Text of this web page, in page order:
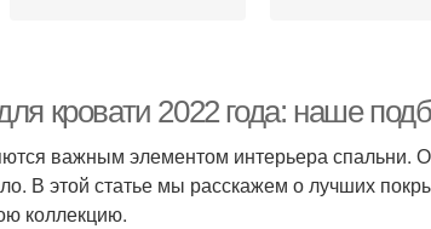
кровати 2022 года: наше
важным элементом интерьера спальни.
В этой статье мы расскажем о лучших
коллекцию.